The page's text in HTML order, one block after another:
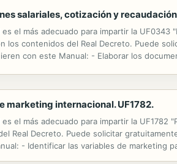
salariales, cotización y
es el más adecuado para impartir la
los contenidos del Real Decreto. Puede
con este Manual: - Elaborar los
marketing internacional. UF1782.
es el más adecuado para impartir la
Real Decreto. Puede solicitar
- Identificar las variables de marketing